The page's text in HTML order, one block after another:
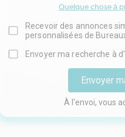
Quelque chose à
Recevoir des annonces
personnalisées de
Envoyer ma recherche à
Envoyer
À l'envoi, vous